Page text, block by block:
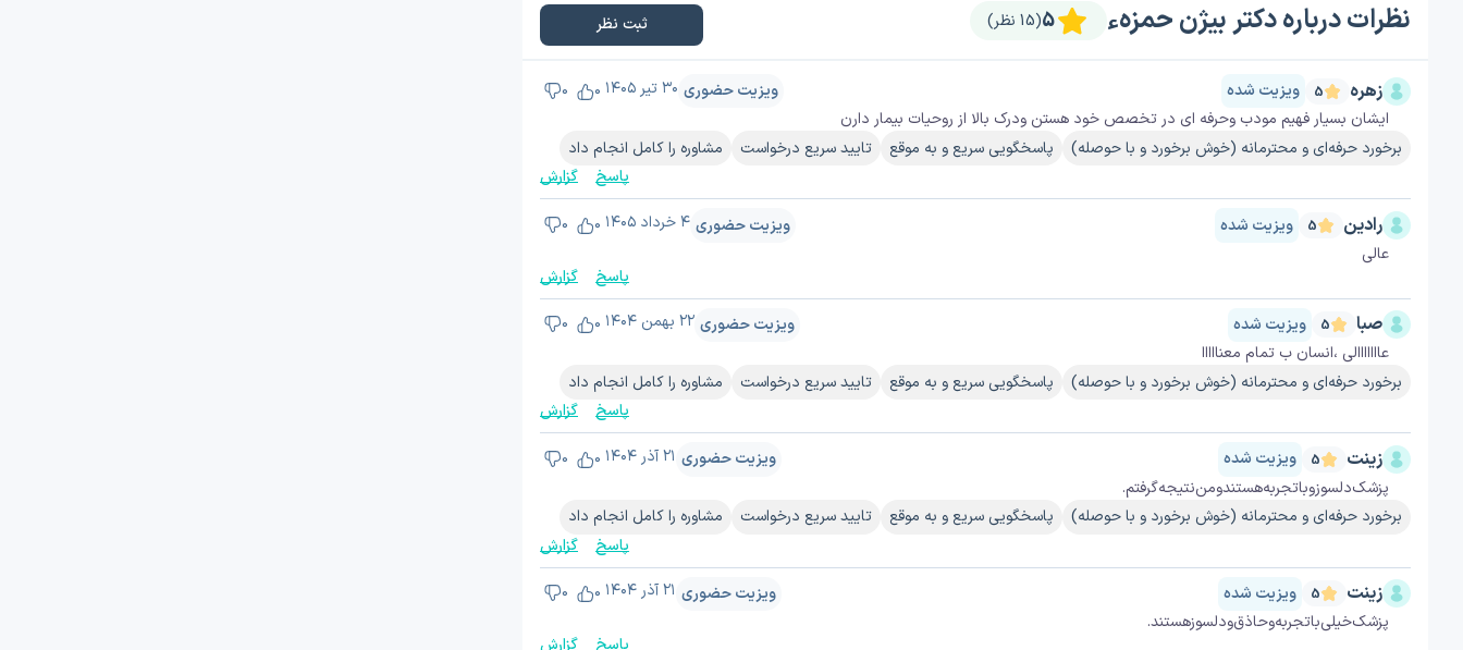
نظرات درباره دکتر بیژن حمزهء (15 نظر)5 ثبت نظر
زهره 5 ویزیت شده ویزیت حضوری ۳۰ تیر ۱۴۰۵ 0
0
ایشان بسیار فهیم مودب وحرفه ای در تخصص خود هستن ودرک بالا از روحیات بیمار دارن
برخورد حرفه‌ای و محترمانه (خوش برخورد و با حوصله)
پاسخگویی سریع و به موقع تایید سریع درخواست
مشاوره را کامل انجام داد
پاسخ
گزارش
رادین 5 ویزیت شده ویزیت حضوری ۴ خرداد ۱۴۰۵ 0
0
عالی
پاسخ
گزارش
صبا 5 ویزیت شده ویزیت حضوری ۲۲ بهمن ۱۴۰۴ 0
0
عااااااالی ،انسان ب تمام معنااااا
برخورد حرفه‌ای و محترمانه (خوش برخورد و با حوصله)
پاسخگویی سریع و به موقع تایید سریع درخواست
مشاوره را کامل انجام داد
پاسخ
گزارش
زینت 5 ویزیت شده ویزیت حضوری ۲۱ آذر ۱۴۰۴ 0
0
پزشک‌دلسوز‌وباتجربه‌هستند‌ومن‌نتیجه‌گرفتم.
برخورد حرفه‌ای و محترمانه (خوش برخورد و با حوصله)
پاسخگویی سریع و به موقع تایید سریع درخواست
مشاوره را کامل انجام داد
پاسخ
گزارش
زینت 5 ویزیت شده ویزیت حضوری ۲۱ آذر ۱۴۰۴ 0
0
پزشک‌خیلی‌باتجربه‌وحاذق‌ودلسوز‌هستند.
پاسخ
گزارش